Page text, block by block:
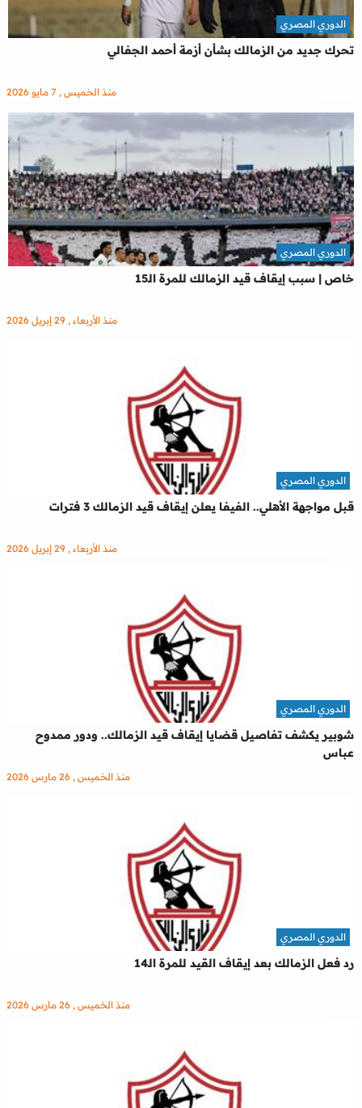
تحرك جديد من الزمالك بشأن أزمة أحمد الجفالي
الدوري المصري
منذ الخميس , 7 مايو 2026
خاص | سبب إيقاف قيد الزمالك للمرة الـ15
الدوري المصري
منذ الأربعاء , 29 إبريل 2026
قبل مواجهة الأهلي.. الفيفا يعلن إيقاف قيد الزمالك 3 فترات
الدوري المصري
منذ الأربعاء , 29 إبريل 2026
شوبير يكشف تفاصيل قضايا إيقاف قيد الزمالك.. ودور ممدوح
عباس
الدوري المصري
منذ الخميس , 26 مارس 2026
رد فعل الزمالك بعد إيقاف القيد للمرة الـ14
الدوري المصري
منذ الخميس , 26 مارس 2026